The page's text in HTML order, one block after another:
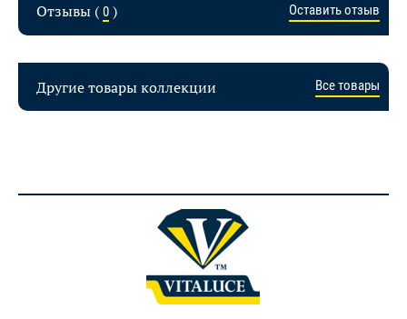
Отзывы ( 0 ) Оставить отзыв
Другие товары коллекции Все товары